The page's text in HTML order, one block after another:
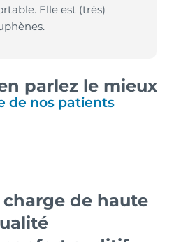
Elle est (très)
parlez le mieux
de nos patients
de haute